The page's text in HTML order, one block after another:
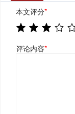
本文评分*
评论内容*